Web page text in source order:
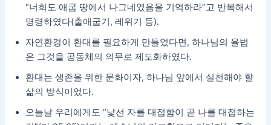
“너희도 애굽 땅에서 나그네였음을 기억하라”고 반복해서
명령하였다(출애굽기, 레위기 등).
자연환경이 환대를 필요하게 만들었다면, 하나님의 율법
은 그것을 공동체의 의무로 제도화하였다.
환대는 생존을 위한 문화이자, 하나님 앞에서 실천해야 할
삶의 방식이었다.
오늘날 우리에게도 “낯선 자를 대접함이 곧 나를 대접하는